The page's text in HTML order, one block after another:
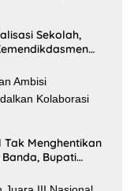
Sekolah,
Menghentikan
Bupati